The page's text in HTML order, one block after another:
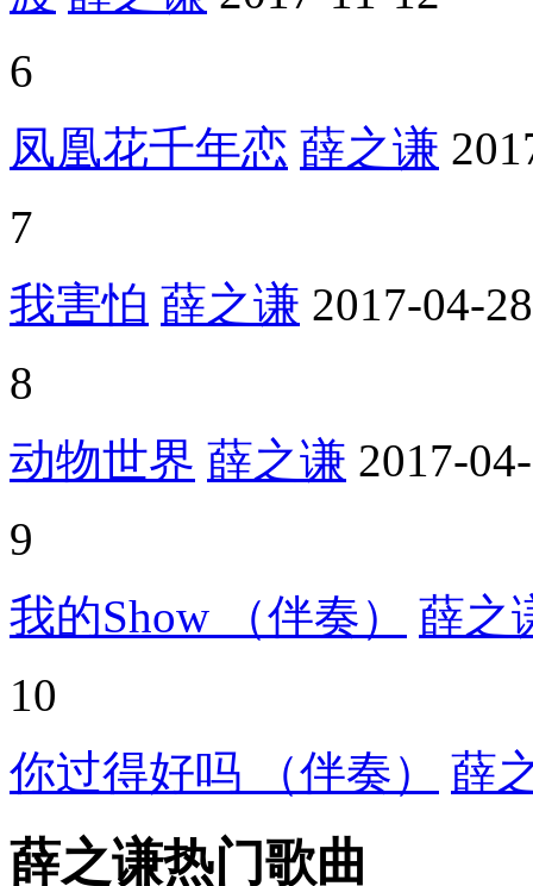
6
凤凰花千年恋 薛之谦
7
我害怕 薛之谦 2017-04-28
8
动物世界 薛之谦 2017-
9
我的Show （伴奏）
薛之
10
你过得好吗 （伴奏）
薛
薛之谦热门歌曲